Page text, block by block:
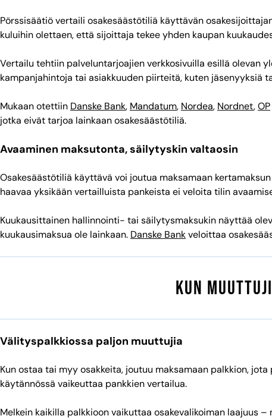
Pörssisäätiö vertaili osakesäästötiliä käyttävän
kuluihin olettaen, että sijoittaja tekee yhden kaupan
Vertailu tehtiin palveluntarjoajien verkkosivuilla esillä olevan
kampanjahintoja tai asiakkuuden piirteitä, kuten jäsenyyksiä
Mukaan otettiin Danske Bank, Mandatum, Nordea, Nordnet,OP
jotka eivät tarjoa lainkaan osakesäästötiliä.
Avaaminen maksutonta, säilytyskin valtaosin
Osakesäästötiliä käyttävä voi joutua maksamaan
haavaa yksikään vertailluista pankeista ei veloita tilin
Kuukausittainen hallinnointi- tai säilytysmaksukin näyttää
kuukausimaksua ole lainkaan. Danske Bankveloittaa
Kun
Välityspalkkiossa paljon muuttujia
Kun ostaa tai myy osakkeita, joutuu maksamaan palkkion,
käytännössä vaikeuttaa pankkien vertailua.
Melkein kaikilla palkkioon vaikuttaa osakevalikoiman laajuus